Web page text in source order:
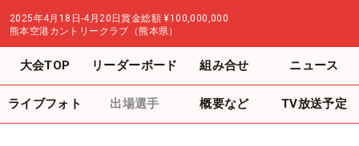
2025年4月18日-4月20日賞金総額 ¥100,000,000
熊本空港カントリークラブ（熊本県）
大会TOP リーダーボード 組み合せ ニュース
ライブフォト 出場選手 概要など TV放送予定